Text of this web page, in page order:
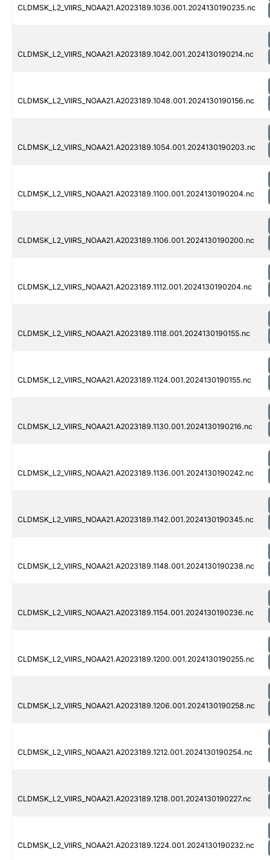
CLDMSK_L2_VIIRS_NOAA21.A2023189.1036.001.2024130190235.nc
CLDMSK_L2_VIIRS_NOAA21.A2023189.1042.001.2024130190214.nc
CLDMSK_L2_VIIRS_NOAA21.A2023189.1048.001.2024130190156.nc
CLDMSK_L2_VIIRS_NOAA21.A2023189.1054.001.2024130190203.nc
CLDMSK_L2_VIIRS_NOAA21.A2023189.1100.001.2024130190204.nc
CLDMSK_L2_VIIRS_NOAA21.A2023189.1106.001.2024130190200.nc
CLDMSK_L2_VIIRS_NOAA21.A2023189.1112.001.2024130190204.nc
CLDMSK_L2_VIIRS_NOAA21.A2023189.1118.001.2024130190155.nc
CLDMSK_L2_VIIRS_NOAA21.A2023189.1124.001.2024130190155.nc
CLDMSK_L2_VIIRS_NOAA21.A2023189.1130.001.2024130190216.nc
CLDMSK_L2_VIIRS_NOAA21.A2023189.1136.001.2024130190242.nc
CLDMSK_L2_VIIRS_NOAA21.A2023189.1142.001.2024130190345.nc
CLDMSK_L2_VIIRS_NOAA21.A2023189.1148.001.2024130190238.nc
CLDMSK_L2_VIIRS_NOAA21.A2023189.1154.001.2024130190236.nc
CLDMSK_L2_VIIRS_NOAA21.A2023189.1200.001.2024130190255.nc
CLDMSK_L2_VIIRS_NOAA21.A2023189.1206.001.2024130190258.nc
CLDMSK_L2_VIIRS_NOAA21.A2023189.1212.001.2024130190254.nc
CLDMSK_L2_VIIRS_NOAA21.A2023189.1218.001.2024130190227.nc
CLDMSK_L2_VIIRS_NOAA21.A2023189.1224.001.2024130190232.nc